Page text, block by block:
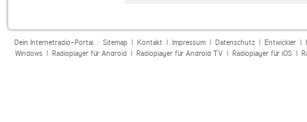
Dein Internetradio-Portal : Sitemap| Kontakt| Impressum| Datenschutz| Entwickler|
Windows| Radioplayer für Android| Radioplayer für Android TV| Radioplayer für iOS|